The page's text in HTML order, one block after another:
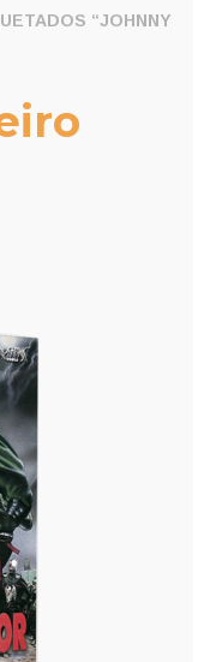
“JOHNNY